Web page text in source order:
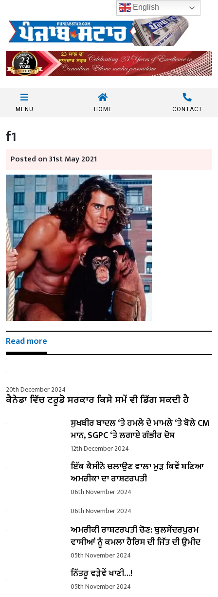
MENU HOME CONTACT
f1
Posted on 31st May 2021
Read more
20th December 2024
ਕੈਨੇਡਾ ਵਿੱਚ ਟਰੂਡੋ ਸਰਕਾਰ ਕਿਸੇ ਸਮੇਂ ਵੀ ਡਿੱਗ ਸਕਦੀ ਹੈ
ਸੁਖਬੀਰ ਬਾਦਲ ‘ਤੇ ਹਮਲੇ ਦੇ ਮਾਮਲੇ ‘ਤੇ ਬੋਲੇ ​​CM
ਮਾਨ, SGPC ‘ਤੇ ਲਗਾਏ ਗੰਭੀਰ ਦੋਸ਼
12th December 2024
ਇੱਕ ਕੈਸੀਨੋ ਚਲਾਉਣ ਵਾਲਾ ਮੁੜ ਕਿਵੇਂ ਬਣਿਆ
ਅਮਰੀਕਾ ਦਾ ਰਾਸ਼ਟਰਪਤੀ
06th November 2024
06th November 2024
ਅਮਰੀਕੀ ਰਾਸ਼ਟਰਪਤੀ ਚੋਣ: ਥੁਲਸੇਂਦਰਪੁਰਮ
ਵਾਸੀਆਂ ਨੂੰ ਕਮਲਾ ਹੈਰਿਸ ਦੀ ਜਿੱਤ ਦੀ ਉਮੀਦ
05th November 2024
ਨਿੱਤਰੂ ਵੜੇਵੇਂ ਖਾਣੀ…!
05th November 2024
English